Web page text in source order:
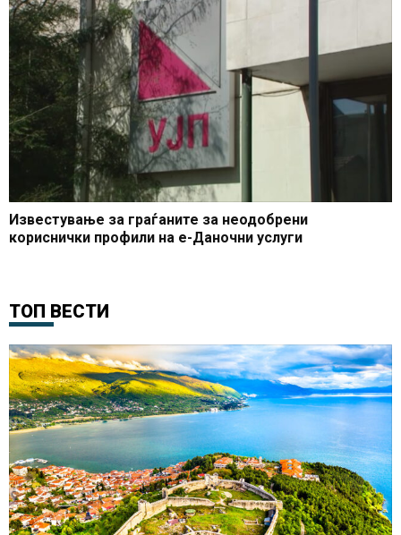
Известување за граѓаните за неодобрени
кориснички профили на е-Даночни услуги
ТОП ВЕСТИ